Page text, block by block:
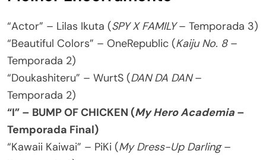
“Actor” – Lilas Ikuta (SPY X FAMILY– Temporada 3)
“Beautiful Colors” – OneRepublic (Kaiju No. 8–
Temporada 2)
“Doukashiteru” – WurtS (DAN DA DAN–
Temporada 2)
“I” – BUMP OF CHICKEN (My Hero Academia –
Temporada Final)
“Kawaii Kaiwai” – PiKi (My Dress-Up Darling–